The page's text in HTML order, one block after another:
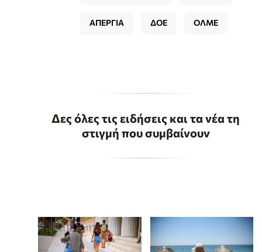
ΑΠΕΡΓΙΑ ΔΟΕ ΟΛΜΕ
Δες όλες τις ειδήσεις και τα νέα τη
στιγμή που συμβαίνουν